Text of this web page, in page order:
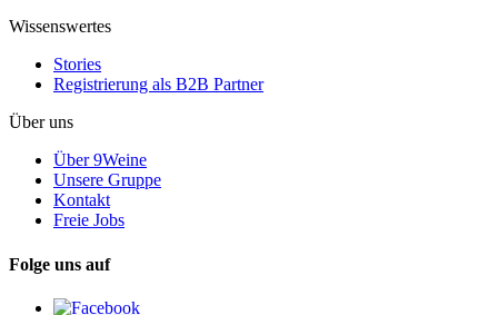
Wissenswertes
Stories
Registrierung als B2B Partner
Über uns
Über 9Weine
Unsere Gruppe
Kontakt
Freie Jobs
Folge uns auf